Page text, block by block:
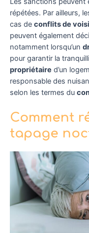
répétées. Par ailleurs,
cas de conflits de
peuvent également
notamment lorsqu’un
pour garantir la
propriétaire d’un
responsable des
selon les termes du
Comment
tapage